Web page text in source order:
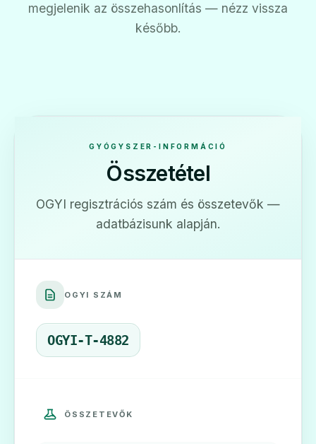
megjelenik az összehasonlítás — nézz vissza
később.
GYÓGYSZER-INFORMÁCIÓ
Összetétel
OGYI regisztrációs szám és összetevők —
adatbázisunk alapján.
OGYI SZÁM
OGYI-T-4882
ÖSSZETEVŐK